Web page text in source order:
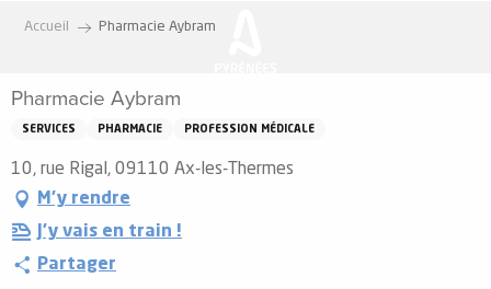
principal
Accueil Pharmacie Aybram
Pharmacie Aybram
SERVICES PHARMACIE PROFESSION MÉDICALE
10, rue Rigal, 09110 Ax-les-Thermes
M'y rendre
J'y vais en train !
Partager